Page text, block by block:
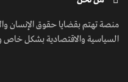
منصة تهتم بقضايا حقوق الإنسان
السياسية والاقتصادية بشكل خاص